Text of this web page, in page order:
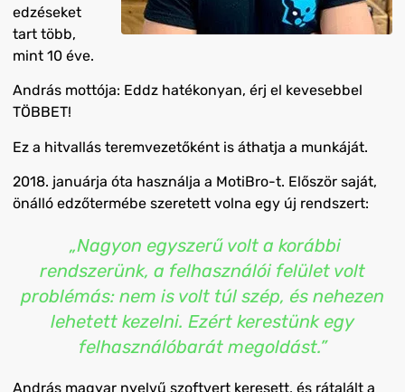
edzéseket
tart több,
mint 10 éve.
András mottója: Eddz hatékonyan, érj el kevesebbel
TÖBBET!
Ez a hitvallás teremvezetőként is áthatja a munkáját.
2018. januárja óta használja a MotiBro-t. Először saját,
önálló edzőtermébe szeretett volna egy új rendszert:
„Nagyon egyszerű volt a korábbi
rendszerünk, a felhasználói felület volt
problémás: nem is volt túl szép, és nehezen
lehetett kezelni. Ezért kerestünk egy
felhasználóbarát megoldást.”
András magyar nyelvű szoftvert keresett, és rátalált a